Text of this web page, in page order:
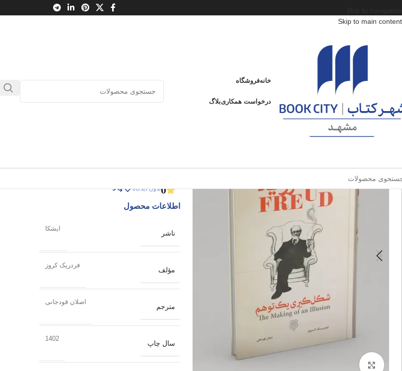
Skip to main content
خانهفروشگاه
درخواست همکاریبلاگ
محصولات / کتاب بزرگسال
0بدون دیدگاه
اطلاعات محصول
ناشر
ایشکا
مؤلف
فردریک کروز
مترجم
اصلان قودجانی
سال چاپ
1402